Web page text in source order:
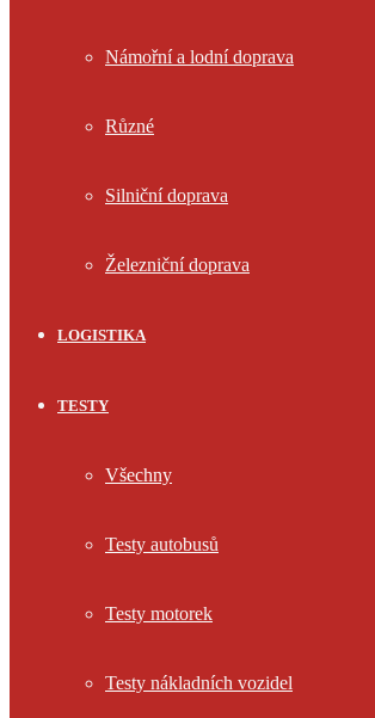
Námořní a lodní doprava
Různé
Silniční doprava
Železniční doprava
LOGISTIKA
TESTY
Všechny
Testy autobusů
Testy motorek
Testy nákladních vozidel